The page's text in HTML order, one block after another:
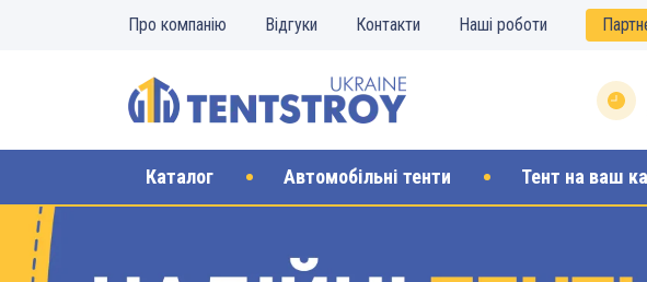
Про компанію Відгуки Контакти Наші роботи
Каталог Автомобільні тенти Тент на ваш